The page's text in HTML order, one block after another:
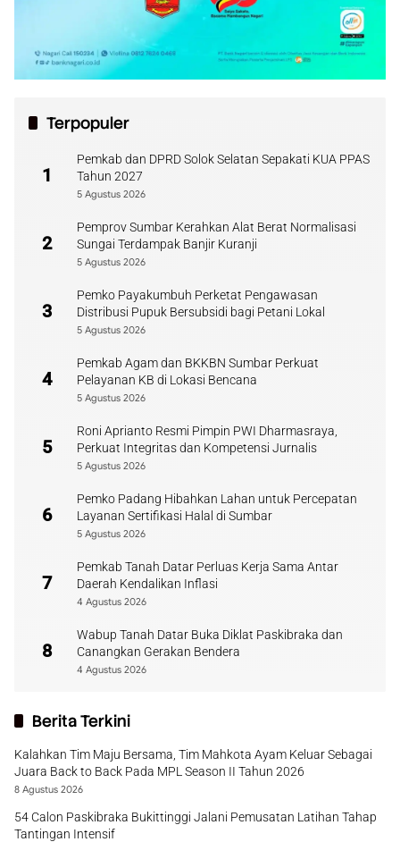
Terpopuler
1
Pemkab dan DPRD Solok Selatan Sepakati KUA PPAS
Tahun 2027
5 Agustus 2026
2
Pemprov Sumbar Kerahkan Alat Berat Normalisasi
Sungai Terdampak Banjir Kuranji
5 Agustus 2026
3
Pemko Payakumbuh Perketat Pengawasan
Distribusi Pupuk Bersubsidi bagi Petani Lokal
5 Agustus 2026
4
Pemkab Agam dan BKKBN Sumbar Perkuat
Pelayanan KB di Lokasi Bencana
5 Agustus 2026
5
Roni Aprianto Resmi Pimpin PWI Dharmasraya,
Perkuat Integritas dan Kompetensi Jurnalis
5 Agustus 2026
6
Pemko Padang Hibahkan Lahan untuk Percepatan
Layanan Sertifikasi Halal di Sumbar
5 Agustus 2026
7
Pemkab Tanah Datar Perluas Kerja Sama Antar
Daerah Kendalikan Inflasi
4 Agustus 2026
8
Wabup Tanah Datar Buka Diklat Paskibraka dan
Canangkan Gerakan Bendera
4 Agustus 2026
Berita Terkini
Kalahkan Tim Maju Bersama, Tim Mahkota Ayam Keluar Sebagai
Juara Back to Back Pada MPL Season II Tahun 2026
8 Agustus 2026
54 Calon Paskibraka Bukittinggi Jalani Pemusatan Latihan Tahap
Tantingan Intensif